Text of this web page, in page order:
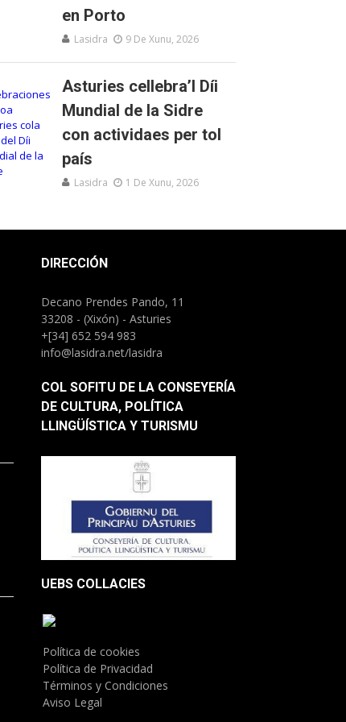
en Porto
Lasidra 9 De Xunu, 2026
Asturies cellebra’l Díi
Mundial de la Sidre
con actividaes per tol
país
Lasidra 1 De Xunu, 2026
DIRECCIÓN
Decano Prendes Pando, 11
33208 - (Xixón) - Asturies
+[34] 652 594 983
info@lasidra.net/lasidra
COL SOFITU DE LA CONSEYERÍA
DE CULTURA, POLÍTICA
LLINGÜÍSTICA Y TURISMU
UEBS COLLACIES
Política de cookies
Política de Privacidad
Términos y Condiciones
Aviso Legal